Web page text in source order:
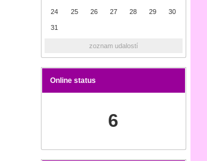
24 25 26 27 28 29 30
31
zoznam udalostí
Online status
6